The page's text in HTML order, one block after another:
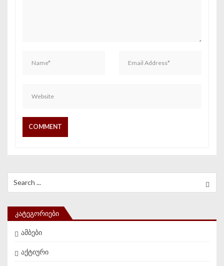
ᲙᲐᲢᲔᲒᲝᲠᲘᲔᲑᲘ
ამბები
აქტიური